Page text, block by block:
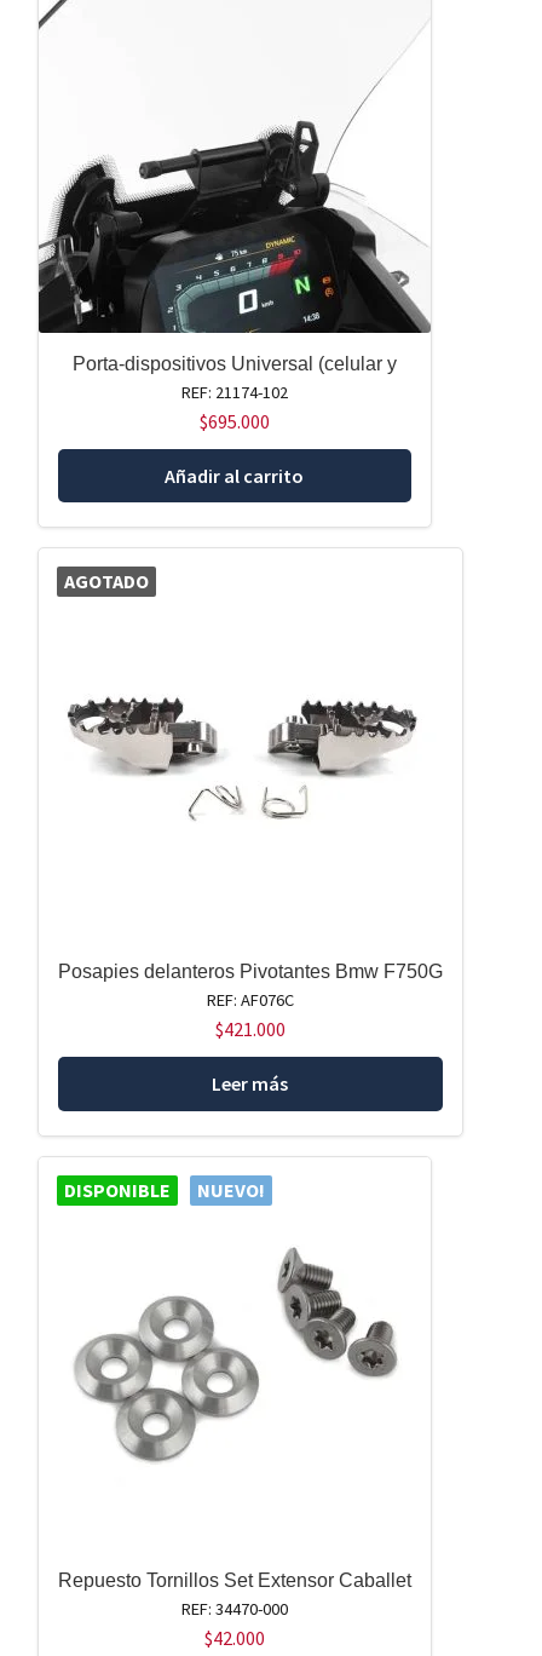
Porta-dispositivos Universal (celular y
REF: 21174-102
$695.000
Añadir al carrito
AGOTADO
Posapies delanteros Pivotantes Bmw F750G
REF: AF076C
$421.000
Leer más
DISPONIBLE NUEVO!
Repuesto Tornillos Set Extensor Caballet
REF: 34470-000
$42.000